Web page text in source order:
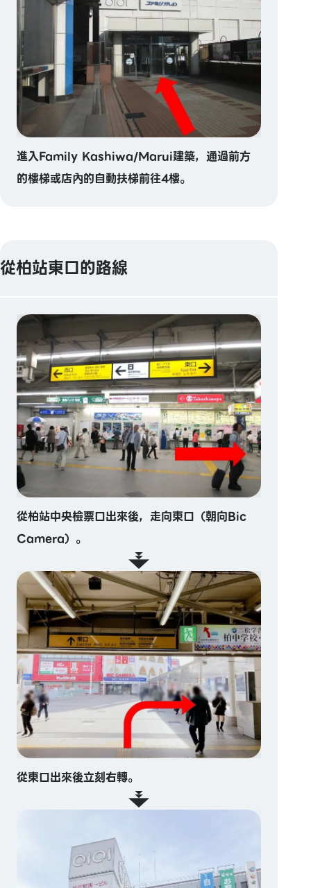
進入Family Kashiwa/Marui建築，通過前方
的樓梯或店內的自動扶梯前往4樓。
從柏站東口的路線
從柏站中央檢票口出來後，走向東口（朝向Bic
Camera）。
從東口出來後立刻右轉。